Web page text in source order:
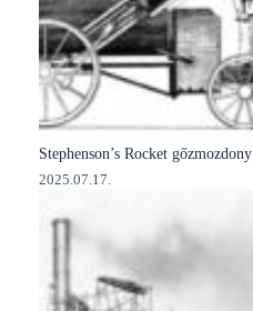
Stephenson’s Rocket gőzmozdony
2025.07.17.